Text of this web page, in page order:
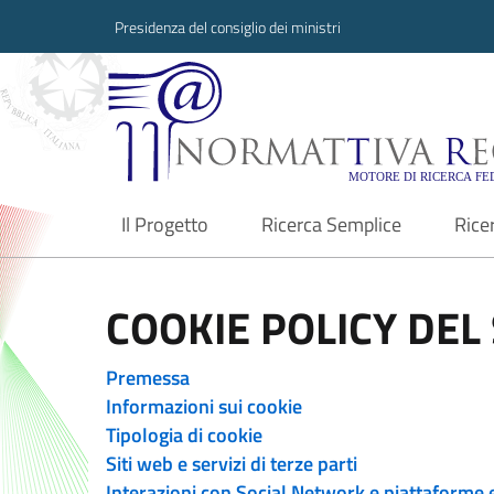
Presidenza del consiglio dei ministri
Normattiva
Il Progetto
current Ricerca Semplice
COOKIE POLICY
Premessa
Informazioni sui cookie
Tipologia di cookie
Siti web e servizi di terze parti